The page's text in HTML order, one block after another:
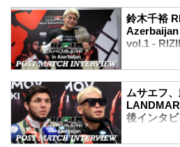
裕（WIN）
1R 1分18秒
≫ 試合結果
第9試合／ト
RIZIN MMA
（WIN）ト
光司（LOSE
3R 2分03秒
グラウンドパ
鈴木千裕
Azerbaijan
vol.1 -
ー ナショナ
にて開催さ
Azerbaijanの
ムサエフ
後インタ